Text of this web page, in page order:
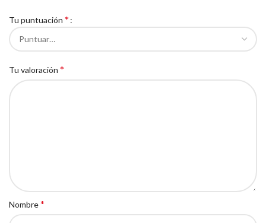
Tu puntuación *
Tu valoración *
Nombre*